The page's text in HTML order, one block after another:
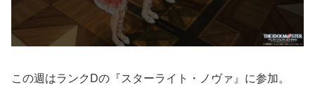
この週はランクDの『スターライト・ノヴァ』に参加。